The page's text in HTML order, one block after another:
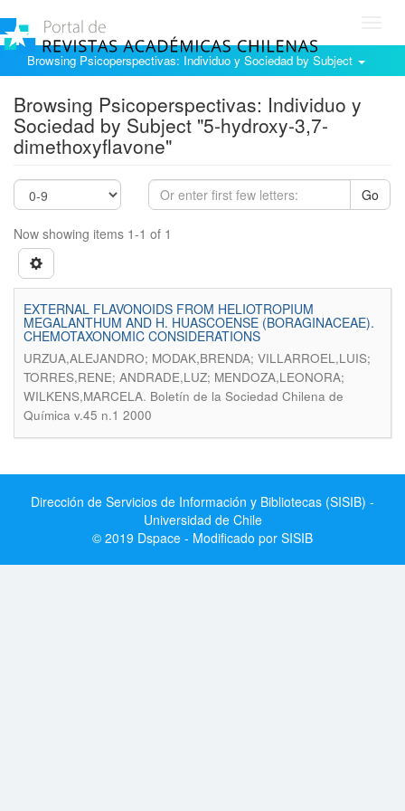
Browsing Psicoperspectivas: Individuo y Sociedad by Subject
Browsing Psicoperspectivas: Individuo y
Sociedad by Subject "5-hydroxy-3,7-
dimethoxyflavone"
Go
Now showing items 1-1 of 1
EXTERNAL FLAVONOIDS FROM HELIOTROPIUM
MEGALANTHUM AND H. HUASCOENSE (BORAGINACEAE).
CHEMOTAXONOMIC CONSIDERATIONS
URZUA,ALEJANDRO; MODAK,BRENDA; VILLARROEL,LUIS;
TORRES,RENE; ANDRADE,LUZ; MENDOZA,LEONORA;
WILKENS,MARCELA. Boletín de la Sociedad Chilena de
Química v.45 n.1 2000
Dirección de Servicios de Información y Bibliotecas (SISIB) -
Universidad de Chile
© 2019 Dspace - Modificado por SISIB